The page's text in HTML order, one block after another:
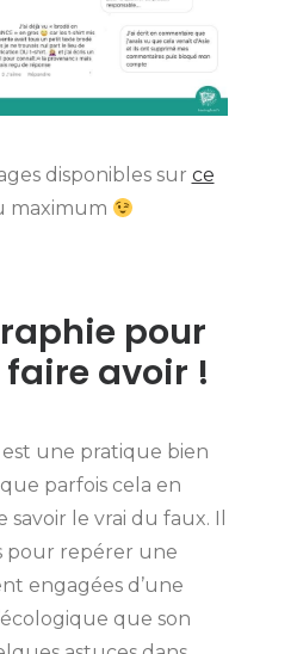
disponibles sur ce
maximum
pour
faire avoir !
une pratique bien
parfois cela en
le vrai du faux. Il
pour repérer une
engagées d’une
que son